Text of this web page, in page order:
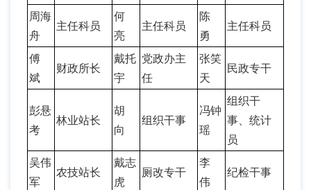
周海
舟
主任科员
何
亮
主任科员
陈
勇
主任科员
傅
斌
财政所长
戴托
宇
党政办主
任
张笑
天
民政专干
彭悬
考
林业站长
胡
向
组织干事
冯钟
瑶
组织干
事、统计
员
吴伟
军
农技站长
戴志
虎
厕改专干
李
伟
纪检干事